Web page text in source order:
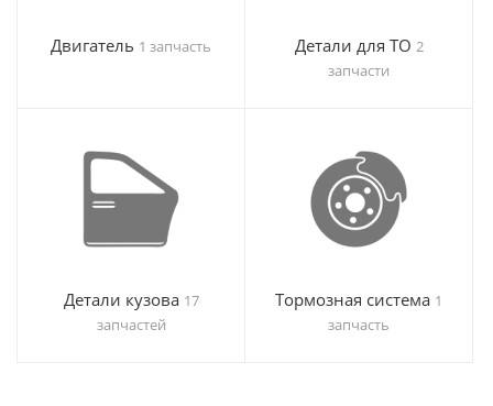
Двигатель 1 запчасть Детали для ТО 2
запчасти
Детали кузова 17
запчастей
Тормозная система 1
запчасть